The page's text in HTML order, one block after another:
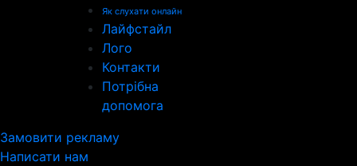
Як слухати онлайн
Лайфстайл
Лого
Контакти
Потрібна
допомога
Замовити рекламу
Написати нам